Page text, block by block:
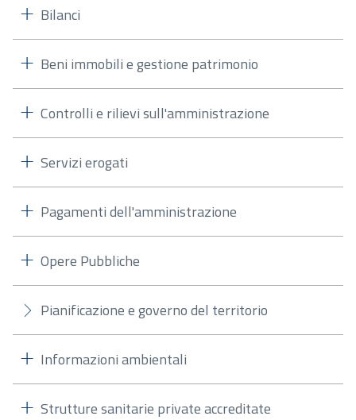
Bilanci
Beni immobili e gestione patrimonio
Controlli e rilievi sull'amministrazione
Servizi erogati
Pagamenti dell'amministrazione
Opere Pubbliche
Pianificazione e governo del territorio
Informazioni ambientali
Strutture sanitarie private accreditate